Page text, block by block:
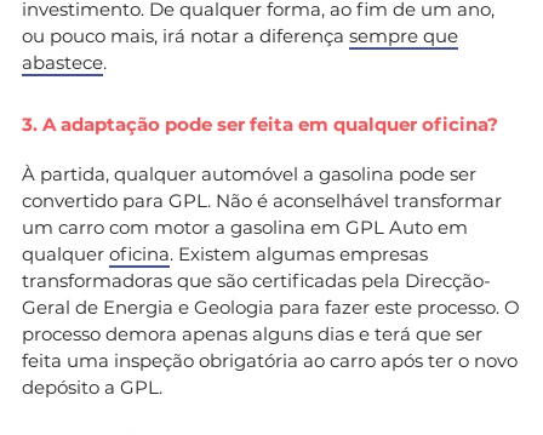
investimento. De qualquer forma, ao fim de um ano,
ou pouco mais, irá notar a diferença sempre que
abastece.
3. A adaptação pode ser feita em qualquer oficina?
À partida, qualquer automóvel a gasolina pode ser
convertido para GPL. Não é aconselhável transformar
um carro com motor a gasolina em GPL Auto em
qualquer oficina. Existem algumas empresas
transformadoras que são certificadas pela Direcção-
Geral de Energia e Geologia para fazer este processo. O
processo demora apenas alguns dias e terá que ser
feita uma inspeção obrigatória ao carro após ter o novo
depósito a GPL.